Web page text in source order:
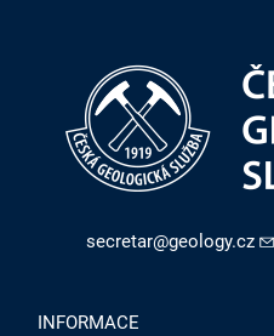
secretar@geology.cz
INFORMACE